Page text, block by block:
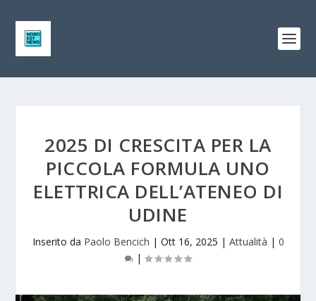
2025 DI CRESCITA PER LA
PICCOLA FORMULA UNO
ELETTRICA DELL’ATENEO DI
UDINE
Inserito da Paolo Bencich | Ott 16, 2025 | Attualità | 0
|